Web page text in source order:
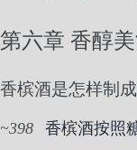
第六章 香醇
香槟酒是怎样制
398 香槟酒按照